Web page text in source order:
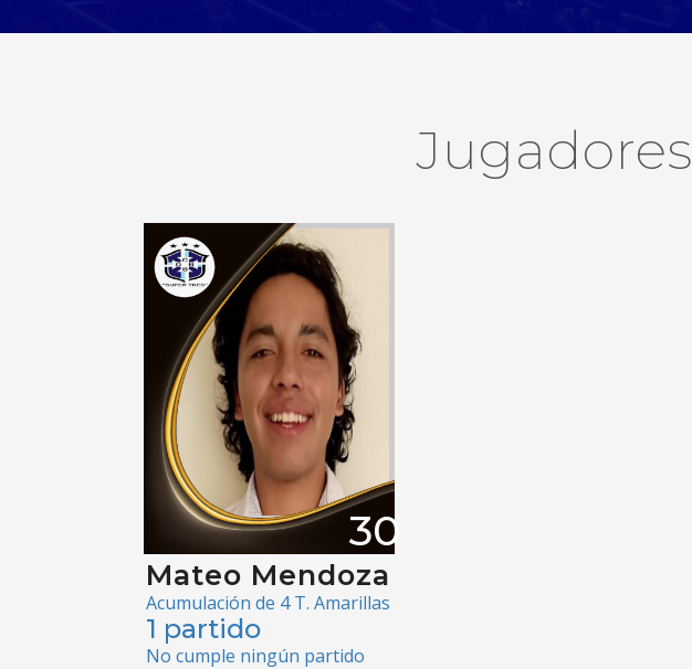
Jugadores
30
Mateo Mendoza
Acumulación de 4 T. Amarillas
1 partido
No cumple ningún partido